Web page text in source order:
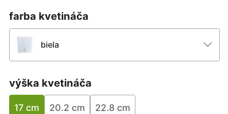
farba kvetináča
biela
výška kvetináča
17 cm 20.2 cm 22.8 cm